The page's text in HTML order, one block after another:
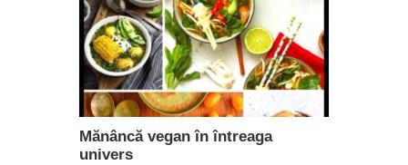
Mănâncă vegan în întreaga
univers